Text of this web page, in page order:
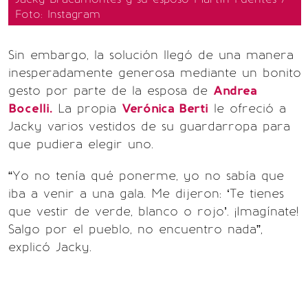
Foto: Instagram
Sin embargo, la solución llegó de una manera
inesperadamente generosa mediante un bonito
gesto por parte de la esposa de Andrea
Bocelli. La propia Verónica Berti le ofreció a
Jacky varios vestidos de su guardarropa para
que pudiera elegir uno.
“Yo no tenía qué ponerme, yo no sabía que
iba a venir a una gala. Me dijeron: ‘Te tienes
que vestir de verde, blanco o rojo’. ¡Imagínate!
Salgo por el pueblo, no encuentro nada”,
explicó Jacky.